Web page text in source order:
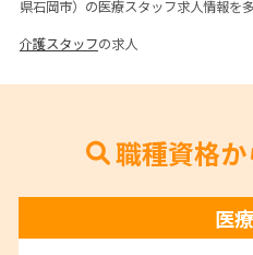
県石岡市）の医療スタッフ求人情報を
介護スタッフの求人
職種資格
医